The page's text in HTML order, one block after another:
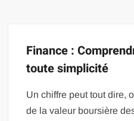
Finance :
toute simplicité
Un chiffre peut tout dire,
de la valeur boursière